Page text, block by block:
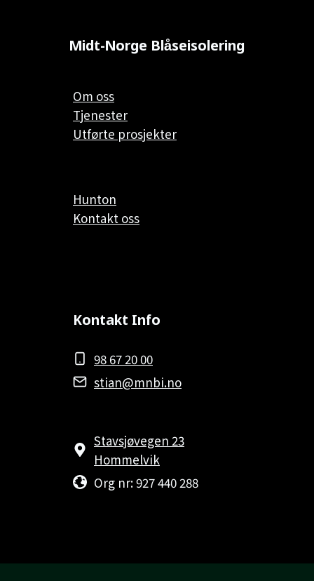
Midt-Norge Blåseisolering
Om oss
Tjenester
Utførte prosjekter
Hunton
Kontakt oss
Kontakt Info
98 67 20 00
stian@mnbi.no
Stavsjøvegen 23
Hommelvik
Org nr: 927 440 288